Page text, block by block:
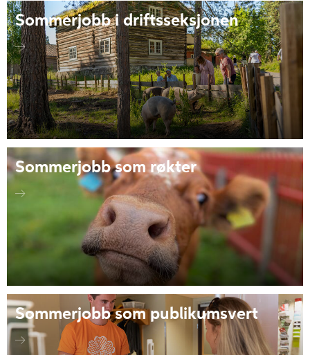
Sommerjobb i driftsseksjonen
Sommerjobb som røkter
Sommerjobb som publikumsvert